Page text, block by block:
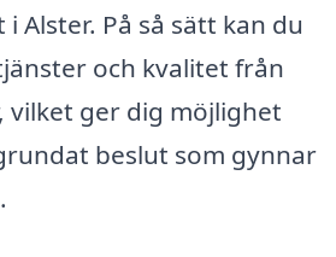
Alster. På så sätt kan du
och kvalitet från
ger dig möjlighet
beslut som gynnar